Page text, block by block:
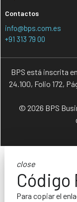
Contactos
info@bps.com.es
+91 313 79 00
BPS está inscrita
24.100, Folio 172,
© 2026 BPS
close
Código
Para copiar el